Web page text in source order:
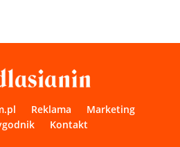
Reklama
Marketing
Kontakt